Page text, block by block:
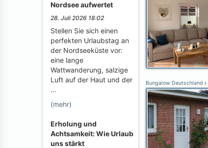
Nordsee aufwertet
28. Juli 2026 18:02
Stellen Sie sich einen
perfekten Urlaubstag an
der Nordseeküste vor:
eine lange
Wattwanderung, salzige
Luft auf der Haut und der
…
(mehr)
Erholung und
Achtsamkeit: Wie Urlaub
uns stärkt
Bungalow Deutschland